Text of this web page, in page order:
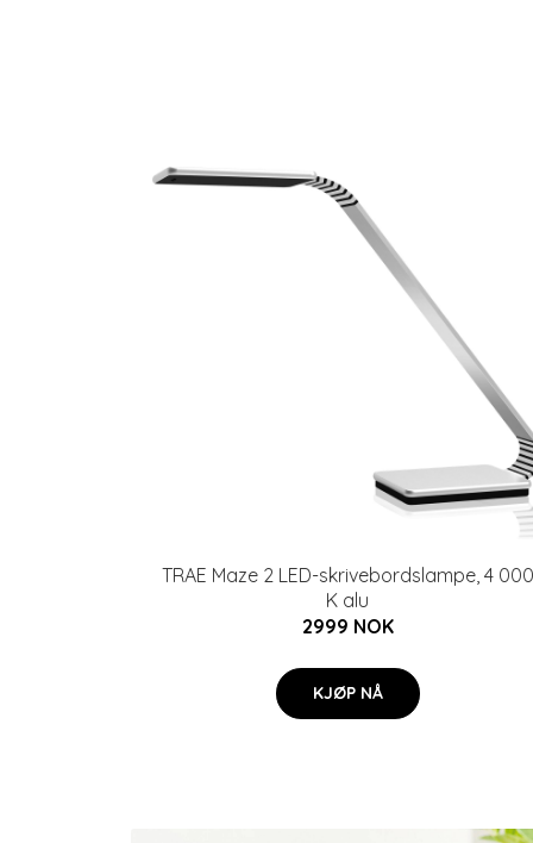
TRAE Maze 2 LED-skrivebordslampe, 4 000
K alu
2999 NOK
KJØP NÅ